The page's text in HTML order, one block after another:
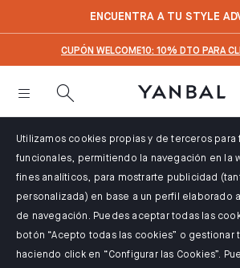
ENCUENTRA A TU STYLE
CUPÓN WELCOME10: 10% DTO PARA
Utilizamos cookies propias y de terceros para
funcionales, permitiendo la navegación en la
fines analíticos, para mostrarte publicidad
personalizada) en base a un perfil elaborado
de navegación. Puedes aceptar todas las
botón “Acepto todas las cookies” o gestionar
haciendo click en “Configurar las Cookies”.